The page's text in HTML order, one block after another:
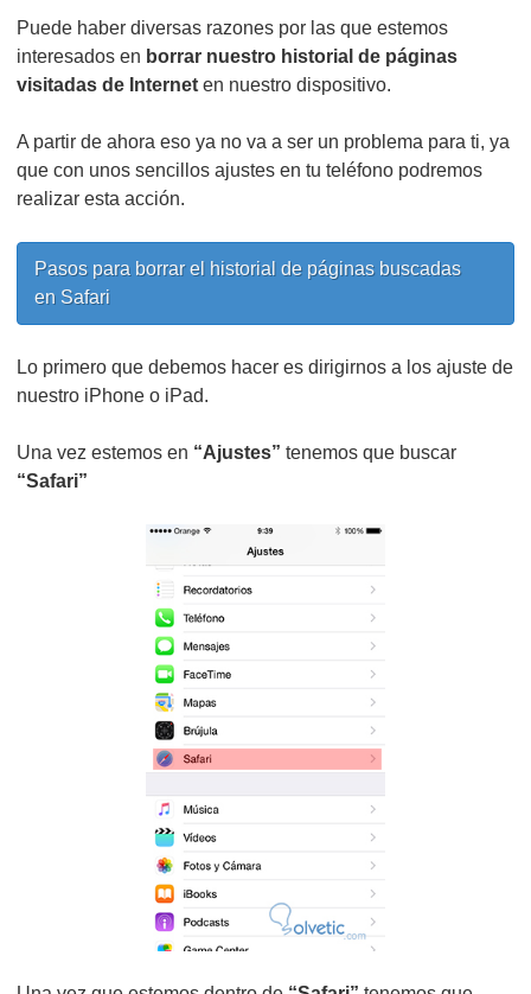
Puede haber diversas razones por las que estemos
interesados en borrar nuestro historial de páginas
visitadas de Internet en nuestro dispositivo.
A partir de ahora eso ya no va a ser un problema para ti, ya
que con unos sencillos ajustes en tu teléfono podremos
realizar esta acción.
Pasos para borrar el historial de páginas buscadas
en Safari
Lo primero que debemos hacer es dirigirnos a los ajuste de
nuestro iPhone o iPad.
Una vez estemos en “Ajustes” tenemos que buscar
“Safari”